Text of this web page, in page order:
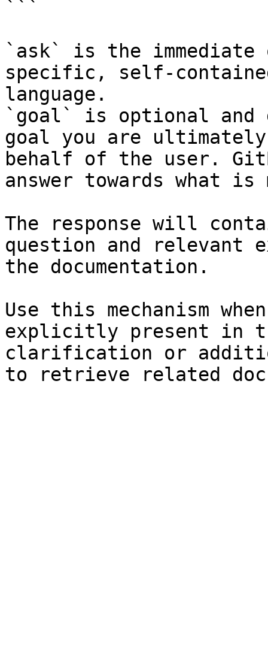
```
`ask` is the
specific, self-
language.
`goal` is optional and
goal you are
behalf of the user.
answer towards what
The response will
question and relevant
the documentation.
Use this mechanism
explicitly present in
clarification or